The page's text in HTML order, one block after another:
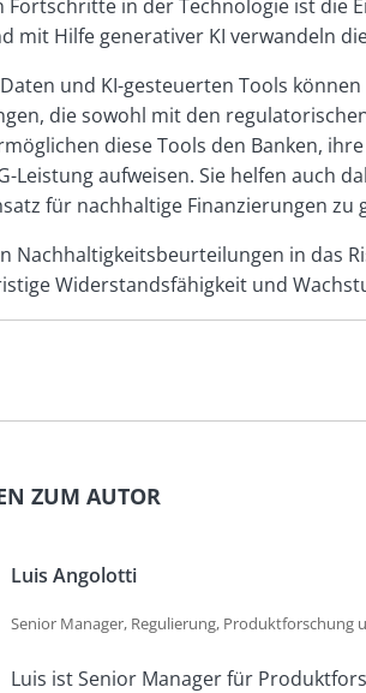
Fortschritte in der Technologie ist die
mit Hilfe generativer KI verwandeln
und KI-gesteuerten Tools
die sowohl mit den
diese Tools den Banken,
Leistung aufweisen. Sie helfen auch
für nachhaltige Finanzierungen zu
Nachhaltigkeitsbeurteilungen in das
Widerstandsfähigkeit und
sites/default/files/2025-
ZUM AUTOR
Luis Angolotti
Senior Manager, Regulierung, Produktforschung
Luis ist Senior Manager für